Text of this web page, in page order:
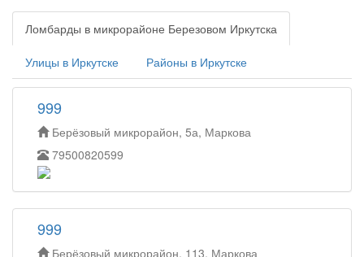
Ломбарды в микрорайоне Березовом Иркутска
Улицы в Иркутске Районы в Иркутске
999
Берёзовый микрорайон, 5а, Маркова
79500820599
999
Берёзовый микрорайон, 113, Маркова